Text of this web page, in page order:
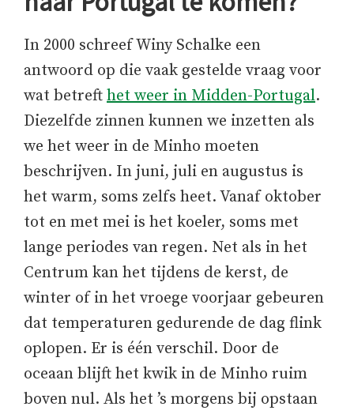
In 2000 schreef Winy Schalke een
antwoord op die vaak gestelde vraag voor
wat betreft het weer in Midden-Portugal.
Diezelfde zinnen kunnen we inzetten als
we het weer in de Minho moeten
beschrijven. In juni, juli en augustus is
het warm, soms zelfs heet. Vanaf oktober
tot en met mei is het koeler, soms met
lange periodes van regen. Net als in het
Centrum kan het tijdens de kerst, de
winter of in het vroege voorjaar gebeuren
dat temperaturen gedurende de dag flink
oplopen. Er is één verschil. Door de
oceaan blijft het kwik in de Minho ruim
boven nul. Als het ’s morgens bij opstaan